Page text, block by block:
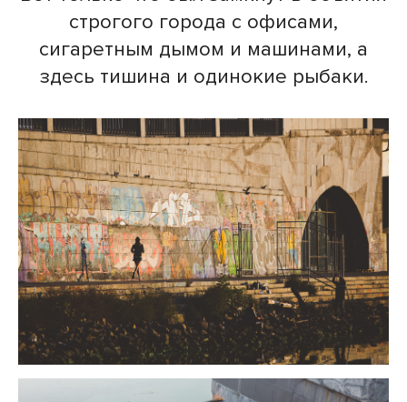
строгого города с офисами,
сигаретным дымом и машинами, а
здесь тишина и одинокие рыбаки.